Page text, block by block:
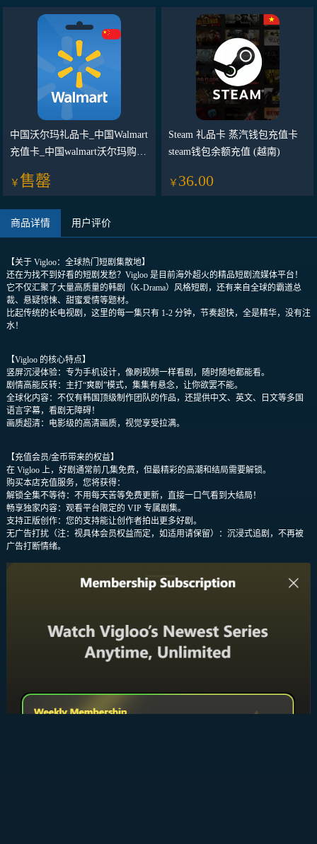
中国沃尔玛礼品卡_中国Walmart
充值卡_中国walmart沃尔玛购物
￥ 售罄
Steam 礼品卡 蒸汽钱包充值卡
steam钱包余额充值 (越南)
￥ 36.00
商品详情 用户评价
【关于 Vigloo：全球热门短剧集散地】
还在为找不到好看的短剧发愁？Vigloo 是目前海外超火的精品短剧流媒体平台！
它不仅汇聚了大量高质量的韩剧（K-Drama）风格短剧，还有来自全球的霸道总
裁、悬疑惊悚、甜蜜爱情等题材。
比起传统的长电视剧，这里的每一集只有 1-2 分钟，节奏超快，全是精华，没有注
水！
【Vigloo 的核心特点】
竖屏沉浸体验：专为手机设计，像刷视频一样看剧，随时随地都能看。
剧情高能反转：主打“爽剧”模式，集集有悬念，让你欲罢不能。
全球化内容：不仅有韩国顶级制作团队的作品，还提供中文、英文、日文等多国
语言字幕，看剧无障碍！
画质超清：电影级的高清画质，视觉享受拉满。
【充值会员/金币带来的权益】
在 Vigloo 上，好剧通常前几集免费，但最精彩的高潮和结局需要解锁。
购买本店充值服务，您将获得：
解锁全集不等待：不用每天苦等免费更新，直接一口气看到大结局！
畅享独家内容：观看平台限定的 VIP 专属剧集。
支持正版创作：您的支持能让创作者拍出更多好剧。
无广告打扰（注：视具体会员权益而定，如适用请保留）：沉浸式追剧，不再被
广告打断情绪。